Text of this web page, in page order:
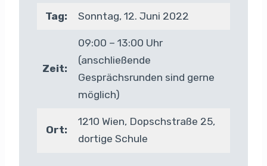
Tag: Sonntag, 12. Juni 2022
Zeit:
09:00 – 13:00 Uhr
(anschließende
Gesprächsrunden sind gerne
möglich)
Ort:
1210 Wien, Dopschstraße 25,
dortige Schule